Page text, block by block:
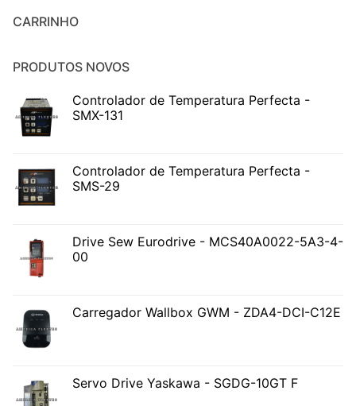
CARRINHO
PRODUTOS NOVOS
Controlador de Temperatura Perfecta -
SMX-131
Controlador de Temperatura Perfecta -
SMS-29
Drive Sew Eurodrive - MCS40A0022-5A3-4-
00
Carregador Wallbox GWM - ZDA4-DCI-C12E
Servo Drive Yaskawa - SGDG-10GT F